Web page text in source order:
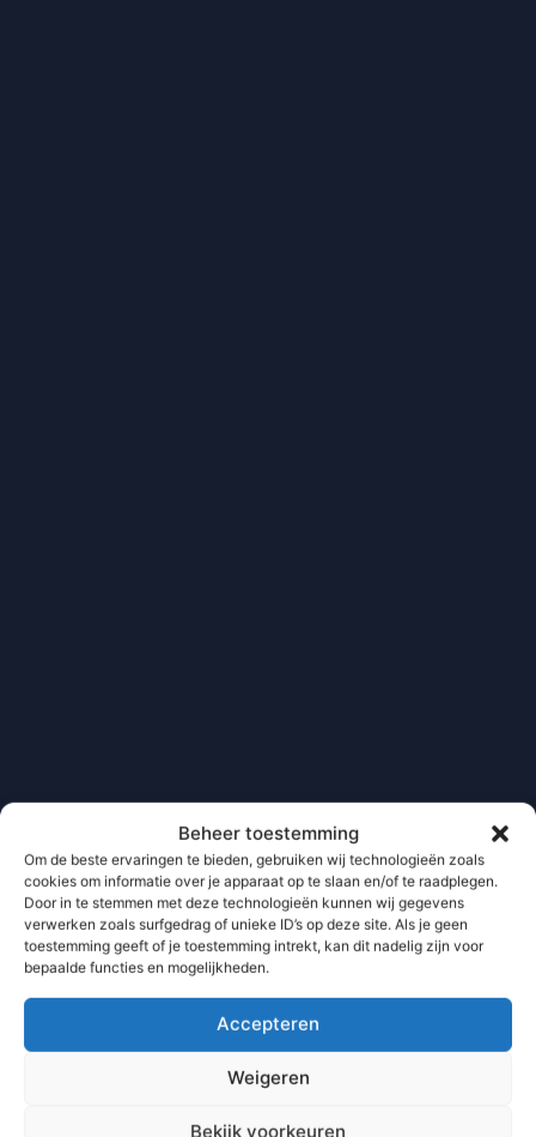
Beheer toestemming
Om de beste ervaringen te bieden, gebruiken wij technologieën zoals
cookies om informatie over je apparaat op te slaan en/of te raadplegen.
Door in te stemmen met deze technologieën kunnen wij gegevens
verwerken zoals surfgedrag of unieke ID’s op deze site. Als je geen
toestemming geeft of je toestemming intrekt, kan dit nadelig zijn voor
bepaalde functies en mogelijkheden.
Accepteren
Weigeren
Bekijk voorkeuren